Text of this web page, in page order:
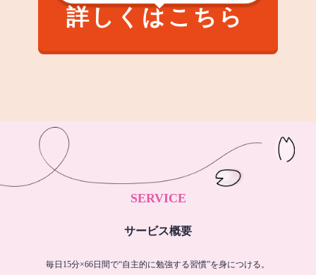
詳しくはこちら
SERVICE
サービス概要
毎日15分×66日間で“自主的に勉強する習慣”を身につける。